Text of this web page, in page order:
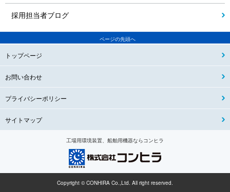
採用担当者ブログ
ページの先頭へ
トップページ
お問い合わせ
プライバシーポリシー
サイトマップ
工場用環境装置、船舶用機器ならコンヒラ
Copyright © CONHIRA Co.,Ltd. All right reserved.